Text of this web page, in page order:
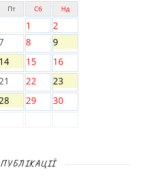
Пт Сб Нд
1
2
8
9
14 15
16
22
23
29
30